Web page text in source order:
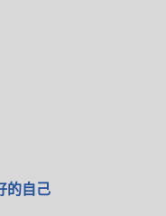
的自己